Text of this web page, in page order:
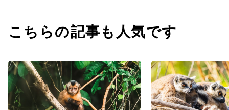
こちらの記事も人気です